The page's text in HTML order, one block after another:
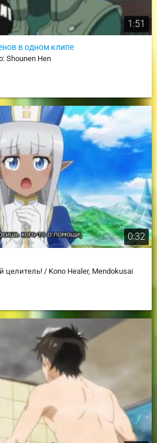
1:51
в одном клипе
Shounen Hen
0:32
целитель! / Kono Healer, Mendokusai